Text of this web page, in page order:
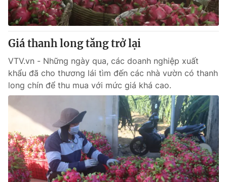
Giá thanh long tăng trở lại
VTV.vn - Những ngày qua, các doanh nghiệp xuất
khẩu đã cho thương lái tìm đến các nhà vườn có thanh
long chín để thu mua với mức giá khá cao.